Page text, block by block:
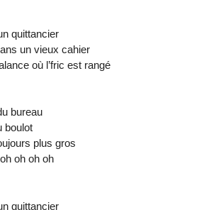
quittancier
un vieux cahier
où l’fric est rangé
bureau
boulot
plus gros
oh oh oh
quittancier